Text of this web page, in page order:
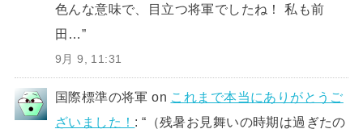
色んな意味で、目立つ将軍でしたね！ 私も前
田…”
9月 9, 11:31
国際標準の将軍 on これまで本当にありがとうご
ざいました！ : “ （残暑お見舞いの時期は過ぎたの